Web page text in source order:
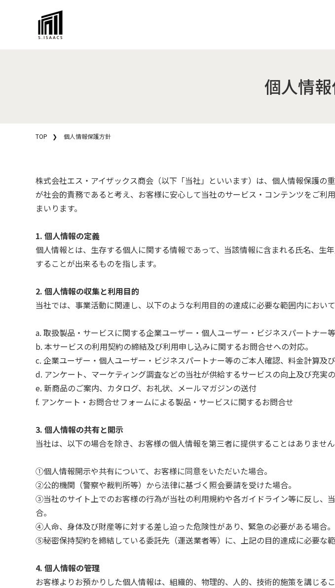
個人情
TOP 個人情報保護方針
株式会社エス・アイザックス商会（以下「当社」といいます）は、個人情報保護
が社会的責務であると考え、お客様に安心して当社のサービス・コンテンツをご
まいります。
1. 個人情報の定義
個人情報とは、生存する個人に関する情報であって、当該情報に含まれる氏名、
することが出来るものを指します。
2. 個人情報の収集と利用目的
当社では、事業活動に関連し、以下のような利用目的の達成に必要な範囲内におい
a. 取扱製品・サービスに関する企業ユーザー・個人ユーザー・ビジネスパートナー
b. 本サービスの利用契約の締結及び利用申し込みに関するお問合せへの対応。
c. 企業ユーザー・個人ユーザー・ビジネスパートナー等のご本人確認、料金計算及
d. アンケート、マーケティング調査などの当社が供給するサービスの向上及び充実の
e. 新商品のご案内、カタログ、お礼状、メールマガジンの送付
f. アンケート・お問合せフォームによる製品・サービスに関するお問合せ
3. 個人情報の共有と開示
当社は、以下の場合を除き、お客様の個人情報を第三者に提供することはありませ
①個人情報開示や共有について、お客様に同意をいただいた場合。
②公的機関（警察や裁判所等）から法律に基づく照会要請を受けた場合。
③当社のサイト上でのお客様の行為が当社の利用規約や各ガイドライン等に反し、
合。
④人命、身体及び財産等に対する差し迫った危険性があり、緊急の必要がある場合。
⑤秘密保持契約を締結している委託先（運送業者等）に、上記の目的達成に必要な
4. 個人情報の管理
お客様よりお預かりした個人情報は、組織的、物理的、人的、技術的施策を講じ